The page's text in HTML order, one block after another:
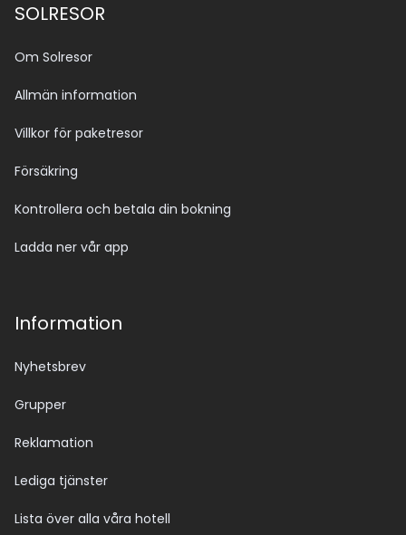
SOLRESOR
Om Solresor
Allmän information
Villkor för paketresor
Försäkring
Kontrollera och betala din bokning
Ladda ner vår app
Information
Nyhetsbrev
Grupper
Reklamation
Lediga tjänster
Lista över alla våra hotell